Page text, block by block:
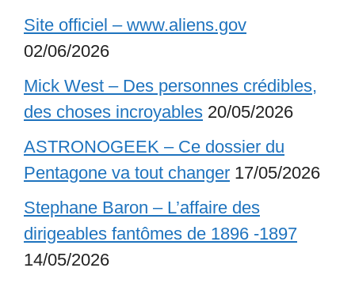
Site officiel – www.aliens.gov
02/06/2026
Mick West – Des personnes crédibles,
des choses incroyables 20/05/2026
ASTRONOGEEK – Ce dossier du
Pentagone va tout changer 17/05/2026
Stephane Baron – L’affaire des
dirigeables fantômes de 1896 -1897
14/05/2026